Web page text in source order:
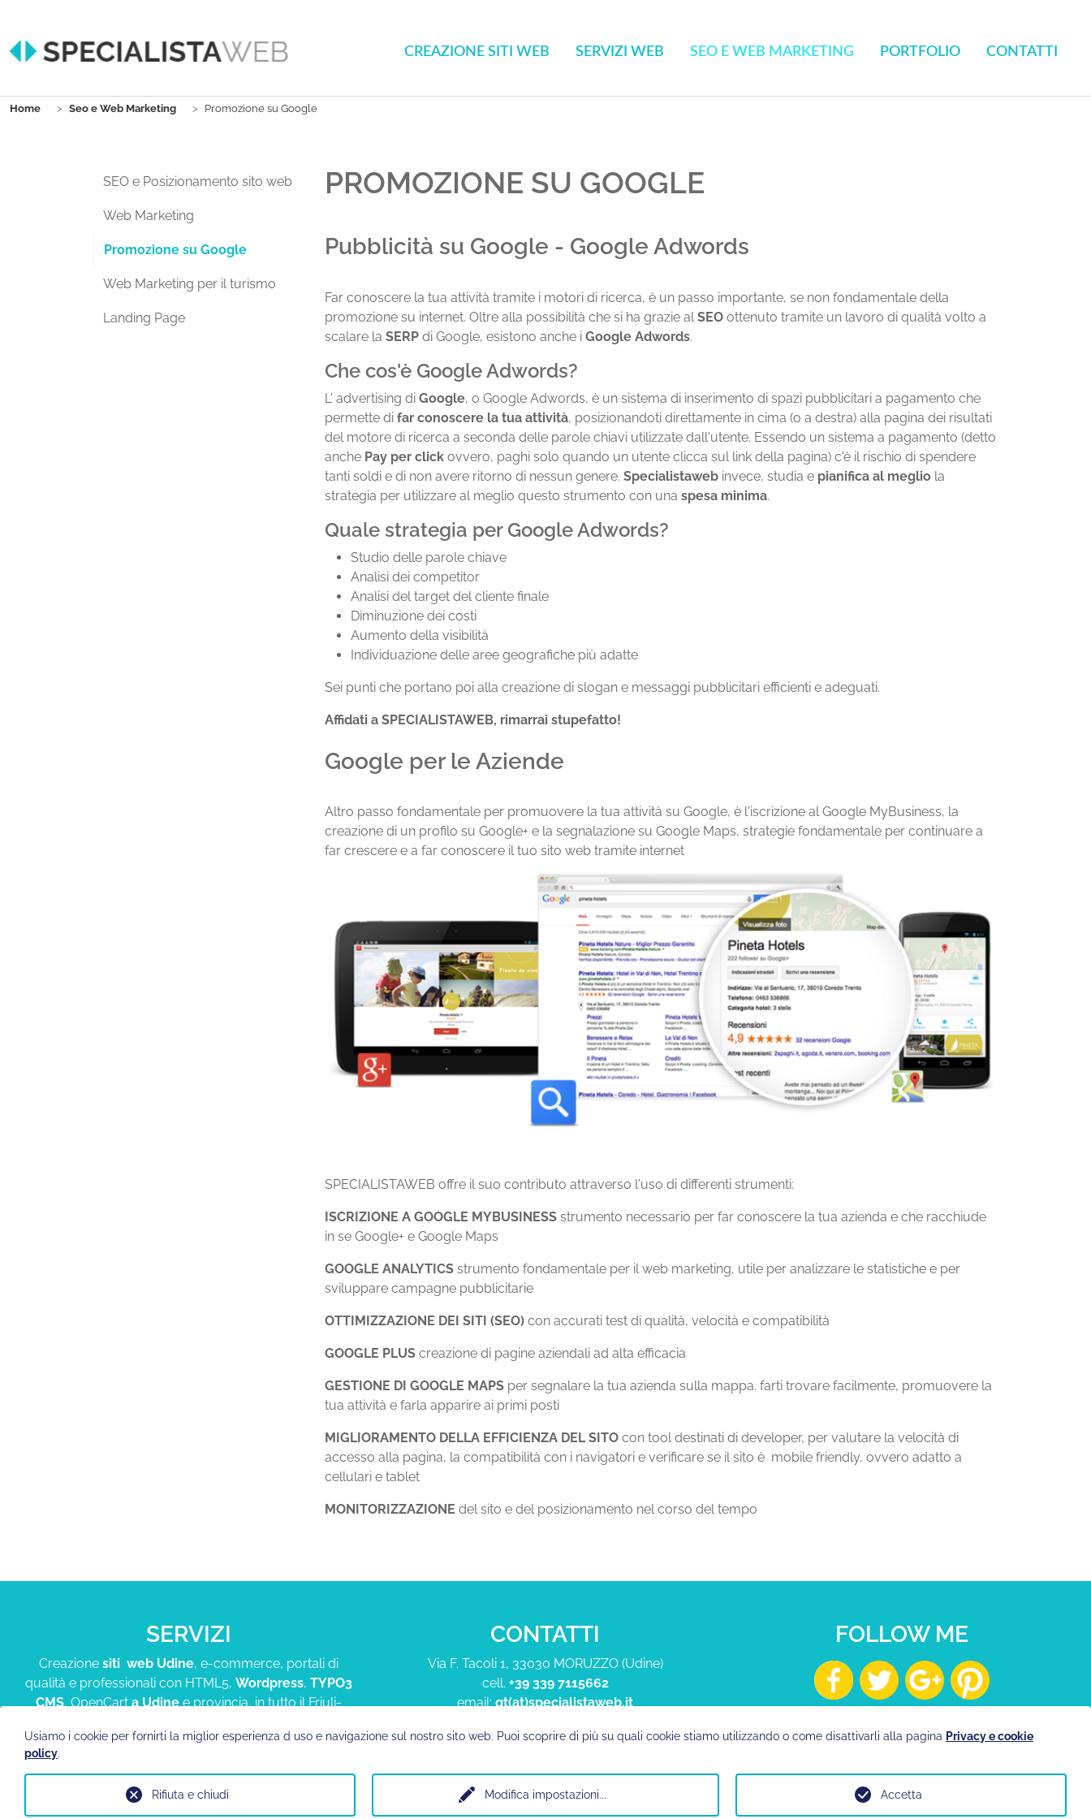
CREAZIONE SITI WEB SERVIZI WEB SEO E WEB MARKETING PORTFOLIO CONTATTI
You are here:
Home Seo e Web Marketing Promozione su Google
SEO e Posizionamento sito web
Web Marketing
Promozione su Google(current)
Web Marketing per il turismo
Landing Page
PROMOZIONE SU GOOGLE
Pubblicità su Google - Google Adwords
Far conoscere la tua attività tramite i motori di ricerca, è un passo importante, se non fondamentale della
promozione su internet. Oltre alla possibilità che si ha grazie al SEO ottenuto tramite un lavoro di qualità volto a
scalare la SERP di Google, esistono anche i Google Adwords.
Che cos'è Google Adwords?
L' advertising di Google, o Google Adwords, è un sistema di inserimento di spazi pubblicitari a pagamento che
permette di far conoscere la tua attività, posizionandoti direttamente in cima (o a destra) alla pagina dei risultati
del motore di ricerca a seconda delle parole chiavi utilizzate dall'utente. Essendo un sistema a pagamento (detto
anche Pay per click ovvero, paghi solo quando un utente clicca sul link della pagina) c'è il rischio di spendere
tanti soldi e di non avere ritorno di nessun genere. Specialistaweb invece, studia e pianifica al meglio la
strategia per utilizzare al meglio questo strumento con una spesa minima.
Quale strategia per Google Adwords?
Studio delle parole chiave
Analisi dei competitor
Analisi del target del cliente finale
Diminuzione dei costi
Aumento della visibilità
Individuazione delle aree geografiche più adatte
Sei punti che portano poi alla creazione di slogan e messaggi pubblicitari efficienti e adeguati.
Affidati a SPECIALISTAWEB, rimarrai stupefatto!
Google per le Aziende
Altro passo fondamentale per promuovere la tua attività su Google, è l'iscrizione al Google MyBusiness, la
creazione di un profilo su Google+ e la segnalazione su Google Maps, strategie fondamentale per continuare a
far crescere e a far conoscere il tuo sito web tramite internet
SPECIALISTAWEB offre il suo contributo attraverso l'uso di differenti strumenti:
ISCRIZIONE A GOOGLE MYBUSINESS strumento necessario per far conoscere la tua azienda e che racchiude
in se Google+ e Google Maps
GOOGLE ANALYTICS strumento fondamentale per il web marketing, utile per analizzare le statistiche e per
sviluppare campagne pubblicitarie
OTTIMIZZAZIONE DEI SITI (SEO) con accurati test di qualità, velocità e compatibilità
GOOGLE PLUS creazione di pagine aziendali ad alta efficacia
GESTIONE DI GOOGLE MAPS per segnalare la tua azienda sulla mappa. farti trovare facilmente, promuovere la
tua attività e farla apparire ai primi posti
MIGLIORAMENTO DELLA EFFICIENZA DEL SITO con tool destinati di developer, per valutare la velocità di
accesso alla pagina, la compatibilità con i navigatori e verificare se il sito è mobile friendly, ovvero adatto a
cellulari e tablet
MONITORIZZAZIONE del sito e del posizionamento nel corso del tempo
SERVIZI
Creazionesiti web Udine, e-commerce, portali di
qualità e professionali con HTML5,Wordpress,TYPO3
CMS, OpenCarta Udinee provincia, in tutto il Friuli-
CONTATTI
Via F. Tacoli 1, 33030 MORUZZO (Udine)
cell. +39 339 7115662
email:gt(at)specialistaweb.it
FOLLOW ME
Copyright Privacy Policy Area Riservata
Usiamo i cookie per fornirti la miglior esperienza d uso e navigazione sul nostro sito web. Puoi scoprire di più su quali cookie stiamo utilizzando o come disattivarli alla pagina Privacy e cookie
policy.
Modifica impostazioni...
Rifiuta e chiudi Accetta